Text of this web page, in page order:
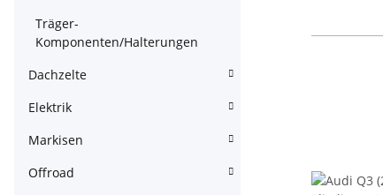
Träger-
Komponenten/Halterungen
Dachzelte
Elektrik
Markisen
Offroad